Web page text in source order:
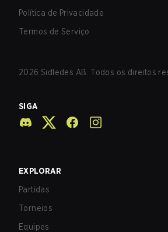
Política de Privacidade
Termos de Serviço
2026 Sidledes AB. Todos os direitos
SIGA
EXPLORAR
Partidas
Torneios
Equipes